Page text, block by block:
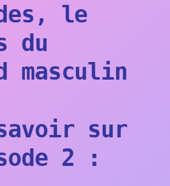
le
du
masculin
sur
2 :